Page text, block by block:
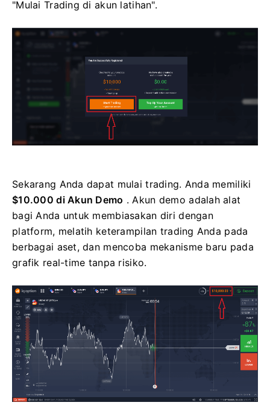
"Mulai Trading di akun latihan".
Sekarang Anda dapat mulai trading. Anda memiliki
$10.000 di Akun Demo . Akun demo adalah alat
bagi Anda untuk membiasakan diri dengan
platform, melatih keterampilan trading Anda pada
berbagai aset, dan mencoba mekanisme baru pada
grafik real-time tanpa risiko.